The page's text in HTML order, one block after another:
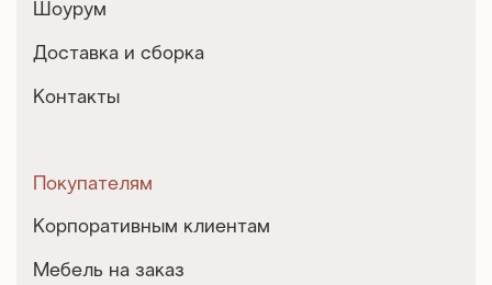
Шоурум
Доставка и сборка
Контакты
Покупателям
Корпоративным клиентам
Мебель на заказ